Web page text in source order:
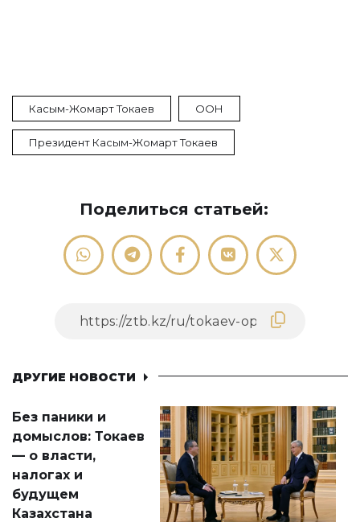
Касым-Жомарт Токаев ООН
Президент Касым-Жомарт Токаев
Поделиться статьей:
ДРУГИЕ НОВОСТИ
Без паники и
домыслов: Токаев
— о власти,
налогах и
будущем
Казахстана